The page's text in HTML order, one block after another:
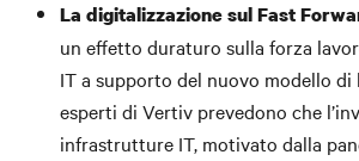
La digitalizzazione sul Fast
un effetto duraturo sulla forza
IT a supporto del nuovo modello di
esperti di Vertiv prevedono che
infrastrutture IT, motivato dalla